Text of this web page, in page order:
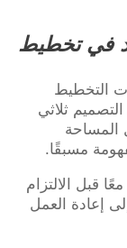
في تخطيط
التخطيط
ثلاثي
المساحة
مسبقًا.
قبل الالتزام
إعادة العمل